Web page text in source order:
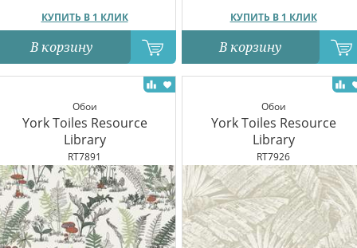
КУПИТЬ В 1 КЛИК
В корзину
КУПИТЬ В 1 КЛИК
В корзину
Обои
York Toiles Resource
Library
RT7891
Обои
York Toiles Resource
Library
RT7926